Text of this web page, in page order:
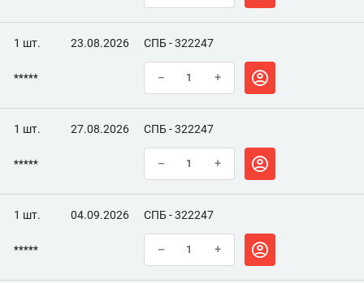
1 шт. 23.08.2026 СПБ - 322247
***** – +
1 шт. 27.08.2026 СПБ - 322247
***** – +
1 шт. 04.09.2026 СПБ - 322247
***** – +